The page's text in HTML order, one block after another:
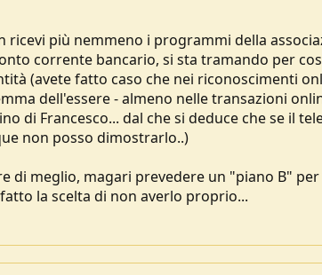
ricevi più nemmeno i programmi della
corrente bancario, si sta tramando per
(avete fatto caso che nei riconoscimenti
dell'essere - almeno nelle transazioni
di Francesco... dal che si deduce che se il
non posso dimostrarlo..)
di meglio, magari prevedere un "piano B"
la scelta di non averlo proprio...